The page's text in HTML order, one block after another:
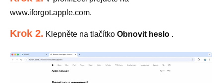
www.iforgot.apple.com.
Krok 2. Klepněte na tlačítko Obnovit heslo .